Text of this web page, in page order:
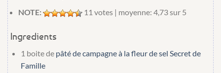
NOTE:
11 votes | moyenne: 4,73sur 5
Ingredients
1 boitede pâté de campagne à la fleur de sel Secret de
Famille